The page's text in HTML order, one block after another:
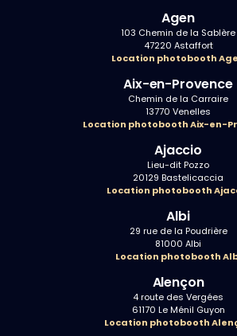
Agen
103 Chemin de la Sablère
47220 Astaffort
Location photobooth
Aix-en-Provence
Chemin de la Carraire
13770 Venelles
Location photobooth Aix-en-
Ajaccio
Lieu-dit Pozzo
20129 Bastelicaccia
Location photobooth
Albi
29 rue de la Poudrière
81000 Albi
Location photobooth
Alençon
4 route des Vergées
61170 Le Ménil Guyon
Location photobooth